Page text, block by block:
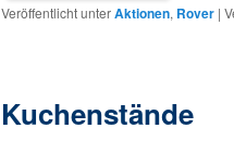
Veröffentlicht unterAktionen, Rover |
Kuchenstände